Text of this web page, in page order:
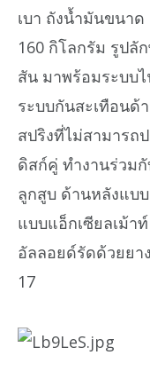
เบา ถังน้ำมันขนา
160 กิโลกรัม รูปลั
สัน มาพร้อมระบบ
ระบบกันสะเทือน
สปริงที่ไม่สามารถ
ดิสก์คู่ ทำงานร่วม
ลูกสูบ ด้านหลังแบ
แบบแอ็กเซียลเม้า
อัลลอยด์รัดด้วยยา
17